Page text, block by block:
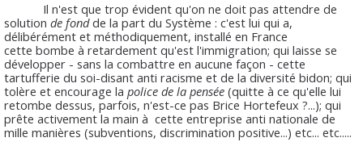
Il n'est que trop évident qu'on ne doit pas attendre de
solution de fondde la part du Système : c'est lui qui a,
délibérément et méthodiquement, installé en France
cette bombe à retardement qu'est l'immigration; qui laisse se
développer - sans la combattre en aucune façon - cette
tartufferie du soi-disant anti racisme et de la diversité bidon; qui
tolère et encourage la police de la pensée (quitte à ce qu'elle lui
retombe dessus, parfois, n'est-ce pas Brice Hortefeux ?...); qui
prête activement la main à cette entreprise anti nationale de
mille manières (subventions, discrimination positive...) etc... etc.....